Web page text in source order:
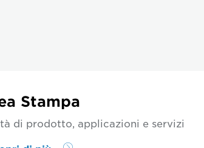
Stampa
di prodotto, applicazioni e servizi